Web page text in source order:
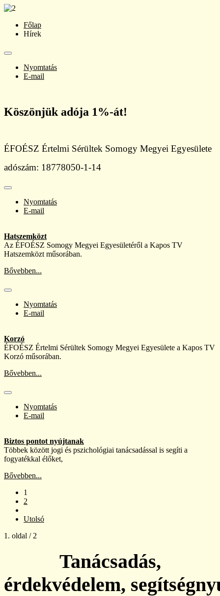
Főlap
Hírek
Nyomtatás
E-mail
Köszönjük adója 1%-át!
ÉFOÉSZ Értelmi Sérültek Somogy Megyei Egyesülete
adószám: 18778050-1-14
Nyomtatás
E-mail
Hatszemközt
Az ÉFOÉSZ Somogy Megyei Egyesületéről a Kapos TV
Hatszemközt műsorában.
Bővebben...
Nyomtatás
E-mail
Korzó
ÉFOÉSZ Értelmi Sérültek Somogy Megyei Egyesülete a Kapos TV
Korzó műsorában.
Bővebben...
Nyomtatás
E-mail
Biztos pontot nyújtanak
Többek között jogi és pszichológiai tanácsadással is segíti a
fogyatékkal élőket,
Bővebben...
1
2
Utolsó
1. oldal / 2
Tanácsadás,
érdekvédelem,